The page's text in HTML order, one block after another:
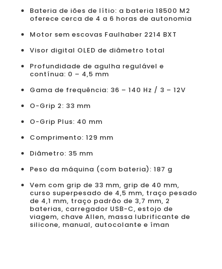
Bateria de iões de lítio: a bateria 18500 M2
oferece cerca de 4 a 6 horas de autonomia
Motor sem escovas Faulhaber 2214 BXT
Visor digital OLED de diâmetro total
Profundidade de agulha regulável e
contínua: 0 – 4,5 mm
Gama de frequência: 36 – 140 Hz / 3 – 12V
O-Grip 2: 33 mm
O-Grip Plus: 40 mm
Comprimento: 129 mm
Diâmetro: 35 mm
Peso da máquina (com bateria): 187 g
Vem com grip de 33 mm, grip de 40 mm,
curso superpesado de 4,5 mm, traço pesado
de 4,1 mm, traço padrão de 3,7 mm, 2
baterias, carregador USB-C, estojo de
viagem, chave Allen, massa lubrificante de
silicone, manual, autocolante e íman